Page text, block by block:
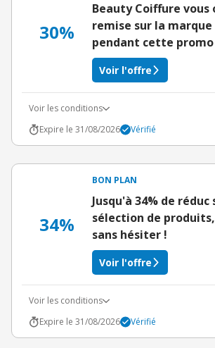
30%
Beauty Coiffure vous
remise sur la
pendant cette promo
Voir l'offre
Voir les conditions
Expire le 31/08/2026
Vérifié
34%
BON PLAN
Jusqu'à 34% de réduc
sélection de
sans hésiter !
Voir l'offre
Voir les conditions
Expire le 31/08/2026
Vérifié